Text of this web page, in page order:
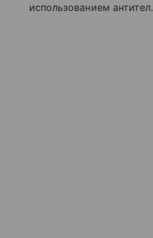
использованием антител.